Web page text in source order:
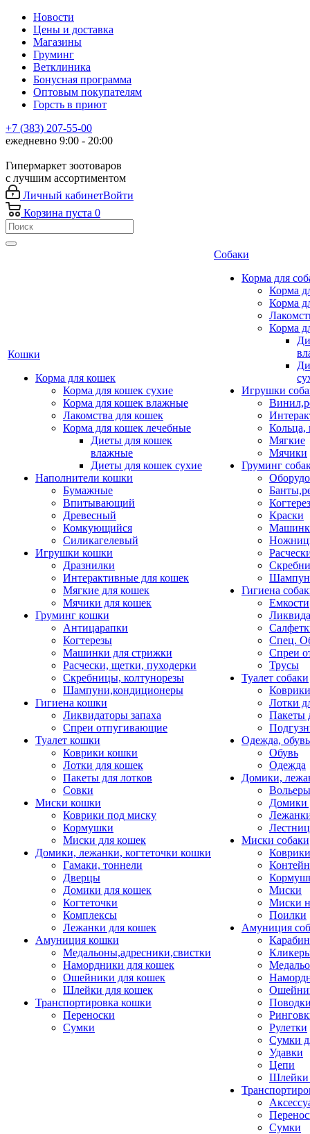
Новости
Цены и доставка
Магазины
Груминг
Ветклиника
Бонусная программа
Оптовым покупателям
Горсть в приют
+7 (383) 207-55-00
ежедневно 9:00 - 20:00
Гипермаркет зоотоваров
с лучшим ассортиментом
Личный кабинетВойти
Корзина пуста 0
Кошки
Корма для кошек
Корма для кошек сухие
Корма для кошек влажные
Лакомства для кошек
Корма для кошек лечебные
Диеты для кошек
влажные
Диеты для кошек сухие
Наполнители кошки
Бумажные
Впитывающий
Древесный
Комкующийся
Силикагелевый
Игрушки кошки
Дразнилки
Интерактивные для кошек
Мягкие для кошек
Мячики для кошек
Груминг кошки
Антицарапки
Когтерезы
Машинки для стрижки
Расчески, щетки, пуходерки
Скребницы, колтунорезы
Шампуни,кондиционеры
Гигиена кошки
Ликвидаторы запаха
Спреи отпугивающие
Туалет кошки
Коврики кошки
Лотки для кошек
Пакеты для лотков
Совки
Миски кошки
Коврики под миску
Кормушки
Миски для кошек
Домики, лежанки, когтеточки кошки
Гамаки, тоннели
Дверцы
Домики для кошек
Когтеточки
Комплексы
Лежанки для кошек
Амуниция кошки
Медальоны,адресники,свистки
Намордники для кошек
Ошейники для кошек
Шлейки для кошек
Транспортировка кошки
Переноски
Сумки
Собаки
Корма для
Корма
Корма
Корма
Игрушки
Кольца,
Мягкие
Мячики
Груминг
Краски
Гигиена
Емкости
Спец.
Спреи
Трусы
Туалет собаки
Коврики
Лотки
Пакеты
Одежда, обувь
Обувь
Одежда
Домики,
Домики
Миски собаки
Миски
Миски
Поилки
Амуниция
Рулетки
Сумки
Удавки
Цепи
Шлейки
Сумки